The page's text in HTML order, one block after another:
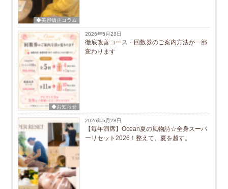
◆美容矯正コラム
◆お知らせ
2026年5月28日
徹底改善コース・回数券のご案内方法が一部
変わります
2026年5月28日
【毎年満席】Ocean夏の風物詩☆全身スーパ
ーリセット2026！整えて、夏を越す。